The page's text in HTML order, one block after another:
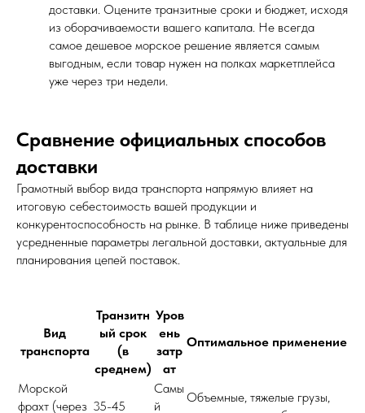
доставки. Оцените транзитные сроки и бюджет, исходя
из оборачиваемости вашего капитала. Не всегда
самое дешевое морское решение является самым
выгодным, если товар нужен на полках маркетплейса
уже через три недели.
Сравнение официальных способов
доставки
Грамотный выбор вида транспорта напрямую влияет на
итоговую себестоимость вашей продукции и
конкурентоспособность на рынке. В таблице ниже приведены
усредненные параметры легальной доставки, актуальные для
планирования цепей поставок.
Вид
транспорта
Транзитн
ый срок
(в
среднем)
Уров
ень
затр
ат
Оптимальное применение
Морской
фрахт (через 35-45
Самы
й
Объемные, тяжелые грузы,